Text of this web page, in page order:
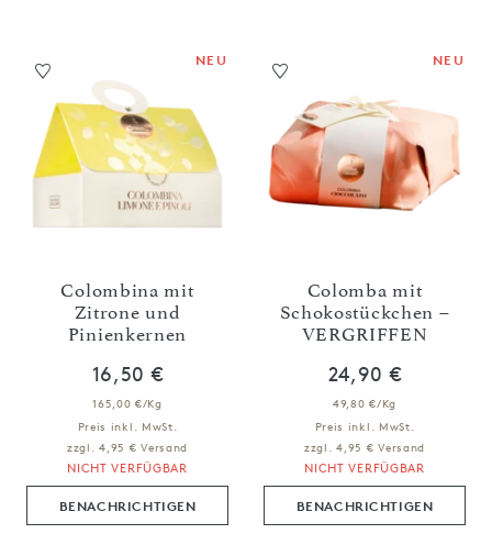
Colombina mit
Zitrone und
Pinienkernen
16,50 €
165,00 €/Kg
Preis inkl. MwSt.
zzgl. 4,95 € Versand
NICHT VERFÜGBAR
BENACHRICHTIGEN
NEU
Colomba mit
Schokostückchen –
VERGRIFFEN
24,90 €
49,80 €/Kg
Preis inkl. MwSt.
zzgl. 4,95 € Versand
NICHT VERFÜGBAR
BENACHRICHTIGEN
NEU